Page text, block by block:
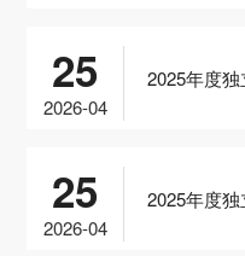
25
2026-04
2025年度独
25
2026-04
2025年度独